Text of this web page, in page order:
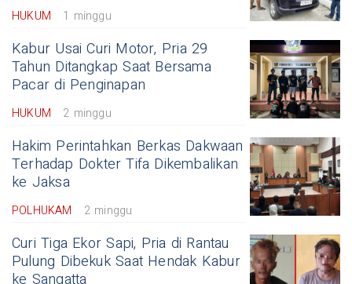
HUKUM 1 minggu
Kabur Usai Curi Motor, Pria 29
Tahun Ditangkap Saat Bersama
Pacar di Penginapan
HUKUM 2 minggu
Hakim Perintahkan Berkas Dakwaan
Terhadap Dokter Tifa Dikembalikan
ke Jaksa
POLHUKAM 2 minggu
Curi Tiga Ekor Sapi, Pria di Rantau
Pulung Dibekuk Saat Hendak Kabur